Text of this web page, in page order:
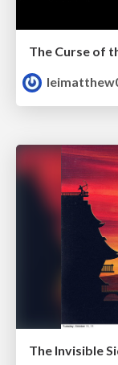
The Curse of
The Invisible